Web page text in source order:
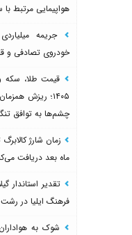
هواپیمایی مرتبط با
جریمه
خودروی تصادفی و
۱۴۰۵؛ ریزش
چشم‌ها به توافق
زمان شارژ کالابرگ
ماه بعد دریافت
تقدیر استاندار
فرهنگ ایلیا در رشت
شوک به